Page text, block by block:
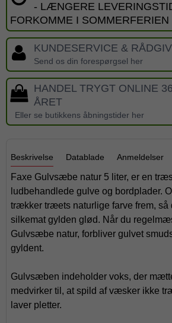
- LÆNGERE
FORKOMME I SOMMERFERIEN
KUNDESERVICE &
Send os din forespørgsel her
HANDEL TRYGT ONLINE
ÅRET
Eller se butikkens åbningstider her
Beskrivelse Datablade Anmeldelser
Faxe Gulvsæbe natur 5 liter, er en
ludbehandlede gulve og bordplader.
trækker træets naturlige farve frem, så
silkemat gylden glød. Når du
Gulvsæbe natur, forbliver gulvet
gyldent.
Gulvsæben indeholder voks, der
medvirker til, at spild af væsker ikke
laver pletter.